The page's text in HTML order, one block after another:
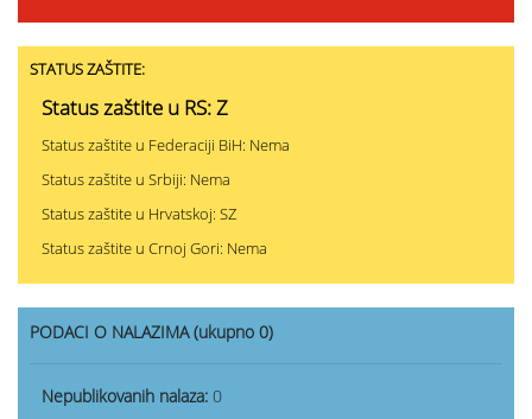
STATUS ZAŠTITE:
Status zaštite u RS: Z
Status zaštite u Federaciji BiH: Nema
Status zaštite u Srbiji: Nema
Status zaštite u Hrvatskoj: SZ
Status zaštite u Crnoj Gori: Nema
PODACI O NALAZIMA (ukupno 0)
Nepublikovanih nalaza: 0